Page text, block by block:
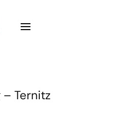
– Ternitz